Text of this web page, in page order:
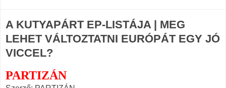
A KUTYAPÁRT EP-LISTÁJA | MEG
LEHET VÁLTOZTATNI EURÓPÁT EGY JÓ
VICCEL?
PARTIZÁN